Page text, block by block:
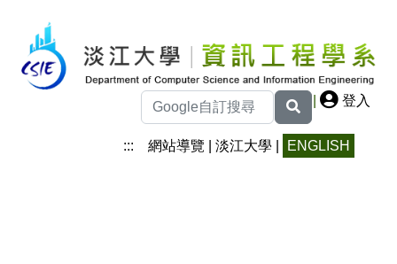
| 登入
::: 網站導覽 淡江大學 ENGLISH